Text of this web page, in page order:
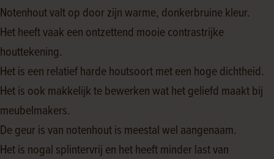
Notenhout valt op door zijn warme, donkerbruine kleur.
Het heeft vaak een ontzettend mooie contrastrijke
houttekening.
Het is een relatief harde houtsoort met een hoge dichtheid.
Het is ook makkelijk te bewerken wat het geliefd maakt bij
meubelmakers.
De geur is van notenhout is meestal wel aangenaam.
Het is nogal splintervrij en het heeft minder last van